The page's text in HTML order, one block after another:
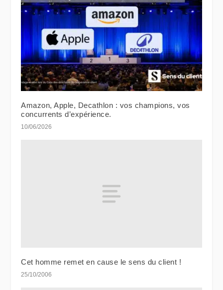
Amazon, Apple, Decathlon : vos champions, vos
concurrents d’expérience.
10/06/2026
Cet homme remet en cause le sens du client !
25/10/2006